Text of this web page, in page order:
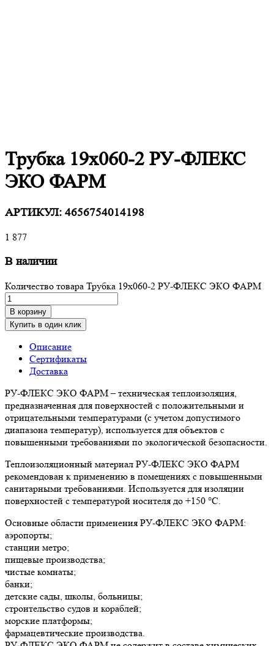
Трубка 19х060-2 РУ-ФЛЕКС
ЭКО ФАРМ
АРТИКУЛ: 4656754014198
1 877
В наличии
Количество товара Трубка 19х060-2 РУ-ФЛЕКС ЭКО ФАРМ
В корзину
Купить в один клик
Описание
Сертификаты
Доставка
РУ-ФЛЕКС ЭКО ФАРМ – техническая теплоизоляция,
предназначенная для поверхностей с положительными и
отрицательными температурами (с учетом допустимого
диапазона температур), используется для объектов с
повышенными требованиями по экологической безопасности.
Теплоизоляционный материал РУ-ФЛЕКС ЭКО ФАРМ
рекомендован к применению в помещениях с повышенными
санитарными требованиями. Используется для изоляции
поверхностей с температурой носителя до +150 °С.
Основные области применения РУ-ФЛЕКС ЭКО ФАРМ:
аэропорты;
станции метро;
пищевые производства;
чистые комнаты;
банки;
детские сады, школы, больницы;
строительство судов и кораблей;
морские платформы;
фармацевтические производства.